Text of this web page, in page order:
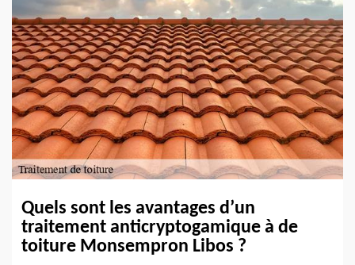
Quels sont les avantages d’un
traitement anticryptogamique à de
toiture Monsempron Libos ?